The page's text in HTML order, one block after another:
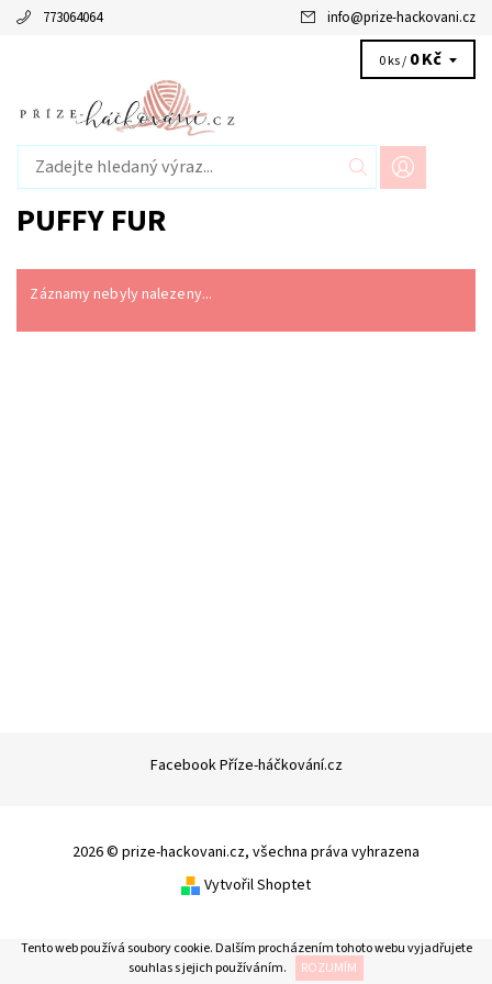
773064064 info@prize-hackovani.cz
0 ks / 0 Kč
PUFFY FUR
Záznamy nebyly nalezeny...
Facebook Příze-háčkování.cz
2026 © prize-hackovani.cz, všechna práva vyhrazena
Vytvořil Shoptet
Tento web používá soubory cookie. Dalším procházením tohoto webu vyjadřujete
souhlas s jejich používáním.
ROZUMÍM